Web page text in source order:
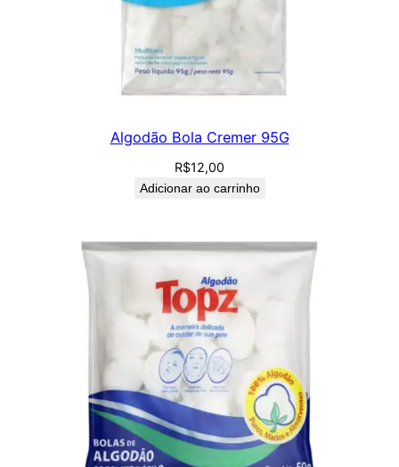
Algodão Bola Cremer 95G
R$12,00
Adicionar ao carrinho